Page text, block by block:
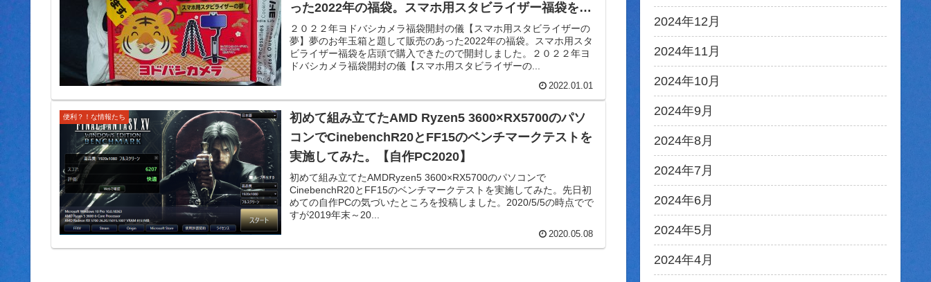
った2022年の福袋。スマホ用スタビライザー福袋を店
頭で購入できたので開封しました
２０２２年ヨドバシカメラ福袋開封の儀【スマホ用スタビライザーの
夢】夢のお年玉箱と題して販売のあった2022年の福袋。スマホ用スタ
ビライザー福袋を店頭で購入できたので開封しました。２０２２年ヨ
ドバシカメラ福袋開封の儀【スマホ用スタビライザーの...
2022.01.01
便利？！な情報たち
初めて組み立てたAMD Ryzen5 3600×RX5700のパソ
コンでCinebenchR20とFF15のベンチマークテストを
実施してみた。【自作PC2020】
初めて組み立てたAMDRyzen5 3600×RX5700のパソコンで
CinebenchR20とFF15のベンチマークテストを実施してみた。先日初
めての自作PCの気づいたところを投稿しました。2020/5/5の時点でで
すが2019年末～20...
2020.05.08
2024年12月
2024年11月
2024年10月
2024年9月
2024年8月
2024年7月
2024年6月
2024年5月
2024年4月